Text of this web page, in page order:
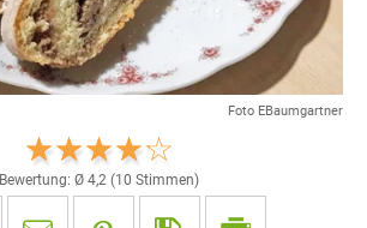
Foto EBaumgartner
Bewertung: Ø 4,2(10 Stimmen)